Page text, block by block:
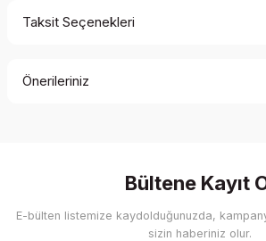
Taksit Seçenekleri
Önerileriniz
Görüş ve önerileriniz için teşekkür ederiz.
Ürün resmi kalitesiz, bozuk veya
Bültene Kayıt
E-bülten listemize kaydolduğunuzda,
sizin haberiniz olur.